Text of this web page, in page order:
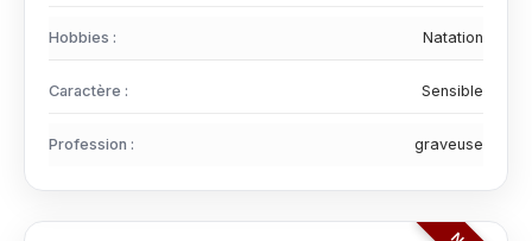
Hobbies : Natation
Caractère : Sensible
Profession : graveuse